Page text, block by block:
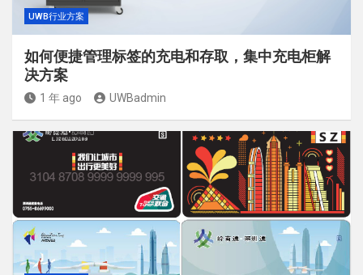
UWB行业方案
如何便捷管理标签的充电和存取，集中充电柜解
决方案
1 年 ago UWBadmin